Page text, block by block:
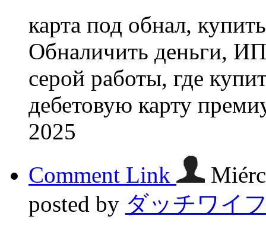
карта под обнал,
Обналичить деньги,
серой работы, где
дебетовую карту
2025
Comment Link
posted by ダッチワイ